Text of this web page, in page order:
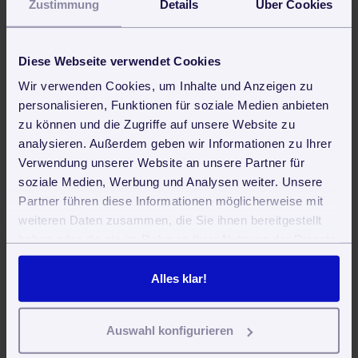
Zustimmung Details Über Cookies
Diese Webseite verwendet Cookies
Wir verwenden Cookies, um Inhalte und Anzeigen zu
personalisieren, Funktionen für soziale Medien anbieten
zu können und die Zugriffe auf unsere Website zu
analysieren. Außerdem geben wir Informationen zu Ihrer
Verwendung unserer Website an unsere Partner für
soziale Medien, Werbung und Analysen weiter. Unsere
Partner führen diese Informationen möglicherweise mit
weiteren Daten zusammen, die Sie ihnen bereitgestellt
gesammelt haben. Sie geben Einwilligung zu unseren
Cookies, wenn Sie unsere Webseite weiterhin nutzen.
Alles klar!
Auswahl konfigurieren
Stundenzettel waren gestern. Geben Sie Ihren
lassen Sie die Arbeitszeiten direkt online erfassen.

Arbeitsscheine
Erstellen Sie aus der Einsatzplanung direkt
Arbeitsscheine für alle relevanten Einsätze. So haben Sie
Ihre Auftragsdokumentation schnell und sicher im Griff.